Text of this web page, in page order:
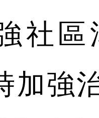
社
加強